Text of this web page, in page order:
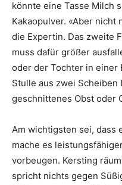
könnte eine Tasse Milch
Kakaopulver. «Aber nicht
die Expertin. Das zweite
muss dafür größer
oder der Tochter in einer
Stulle aus zwei
geschnittenes Obst oder
Am wichtigsten sei, dass
mache es
vorbeugen. Kersting
spricht nichts gegen